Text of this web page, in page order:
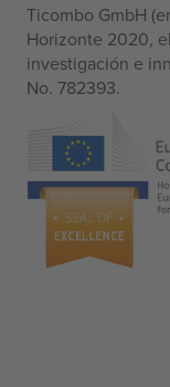
Ticombo GmbH
Horizonte 2020,
investigación e
No. 782393.